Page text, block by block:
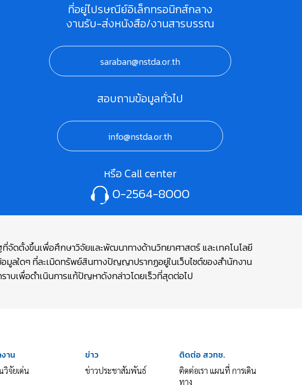
ที่อยู่ไปรษณีย์อิเล็กทรอนิกส์กลาง
งานรับ-ส่งหนังสือ/งานสารบรรณ
saraban@nstda.or.th
สอบถามข้อมูลทั่วไป
info@nstda.or.th
หรือ Call center
0-2564-8000
จัดตั้งขึ้นเพื่อศึกษาวิจัยและพัฒนาทางด้านวิทยาศาสตร์ และเทคโนโลยี
มูลใดๆ ที่ละเมิดทรัพย์สินทางปัญญาปรากฏอยู่ในเว็บไซต์ของสำนักงาน
าบเพื่อดำเนินการแก้ปัญหาดังกล่าวโดยเร็วที่สุดต่อไป
าน
วิจัยเด่น
ข่าว
ข่าวประชาสัมพันธ์
ติดต่อ สวทช.
ติดต่อเรา แผนที่ การเดิน
ทาง